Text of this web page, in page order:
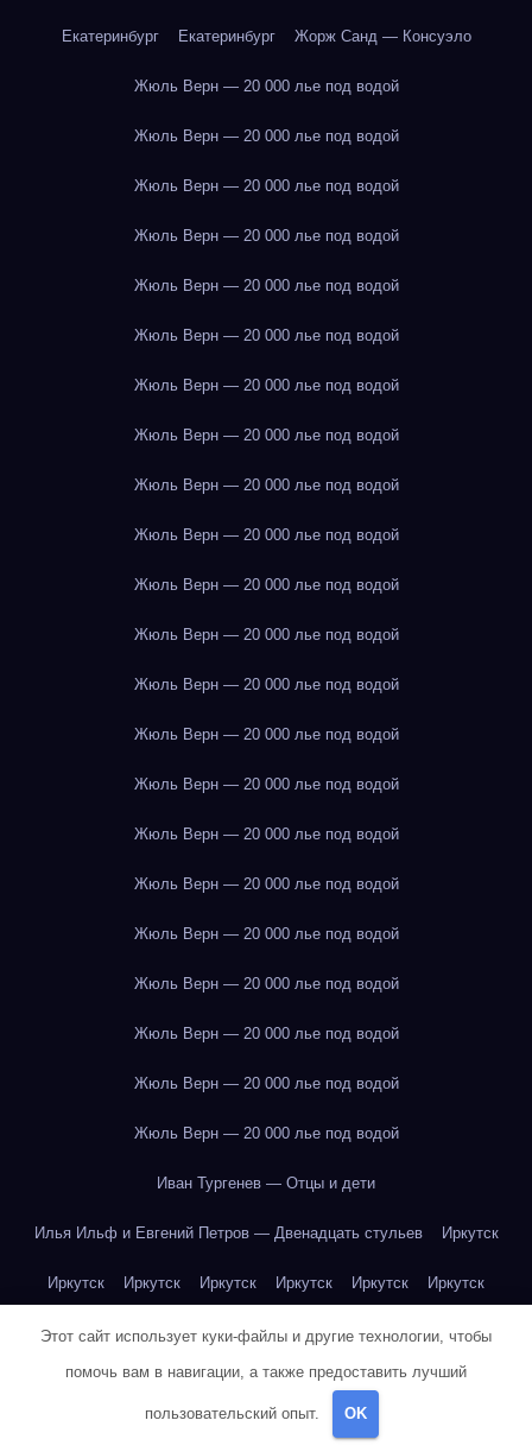
Екатеринбург Екатеринбург Жорж Санд — Консуэло
Жюль Верн — 20 000 лье под водой
Жюль Верн — 20 000 лье под водой
Жюль Верн — 20 000 лье под водой
Жюль Верн — 20 000 лье под водой
Жюль Верн — 20 000 лье под водой
Жюль Верн — 20 000 лье под водой
Жюль Верн — 20 000 лье под водой
Жюль Верн — 20 000 лье под водой
Жюль Верн — 20 000 лье под водой
Жюль Верн — 20 000 лье под водой
Жюль Верн — 20 000 лье под водой
Жюль Верн — 20 000 лье под водой
Жюль Верн — 20 000 лье под водой
Жюль Верн — 20 000 лье под водой
Жюль Верн — 20 000 лье под водой
Жюль Верн — 20 000 лье под водой
Жюль Верн — 20 000 лье под водой
Жюль Верн — 20 000 лье под водой
Жюль Верн — 20 000 лье под водой
Жюль Верн — 20 000 лье под водой
Жюль Верн — 20 000 лье под водой
Жюль Верн — 20 000 лье под водой
Иван Тургенев — Отцы и дети
Илья Ильф и Евгений Петров — Двенадцать стульев Иркутск
Иркутск Иркутск Иркутск Иркутск Иркутск Иркутск
Иркутск Иркутск Иркутск Иркутск Иркутск Иркутск
Иркутск Иркутск Иркутск Иркутск Иркутск Иркутск
Иркутск Йогурт
Этот сайт использует куки-файлы и другие технологии, чтобы
помочь вам в навигации, а также предоставить лучший
пользовательский опыт. OK